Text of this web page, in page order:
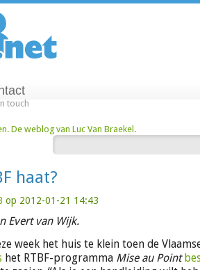
touch
De weblog van Luc Van Braekel.
haat?
op 2012-01-21 14:43
Evert van Wijk.
week het huis te klein toen de
het RTBF-programma Mise au Point